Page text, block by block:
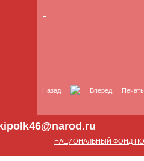
Назад Вперед Печать
НАЦИОНАЛЬНЫЙ ФОНД